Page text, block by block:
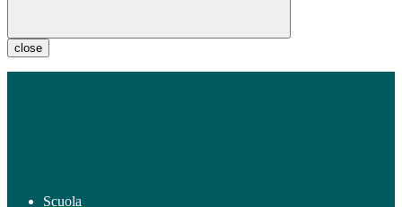
close
Scuola